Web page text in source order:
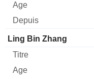
Ling Bin Zhang